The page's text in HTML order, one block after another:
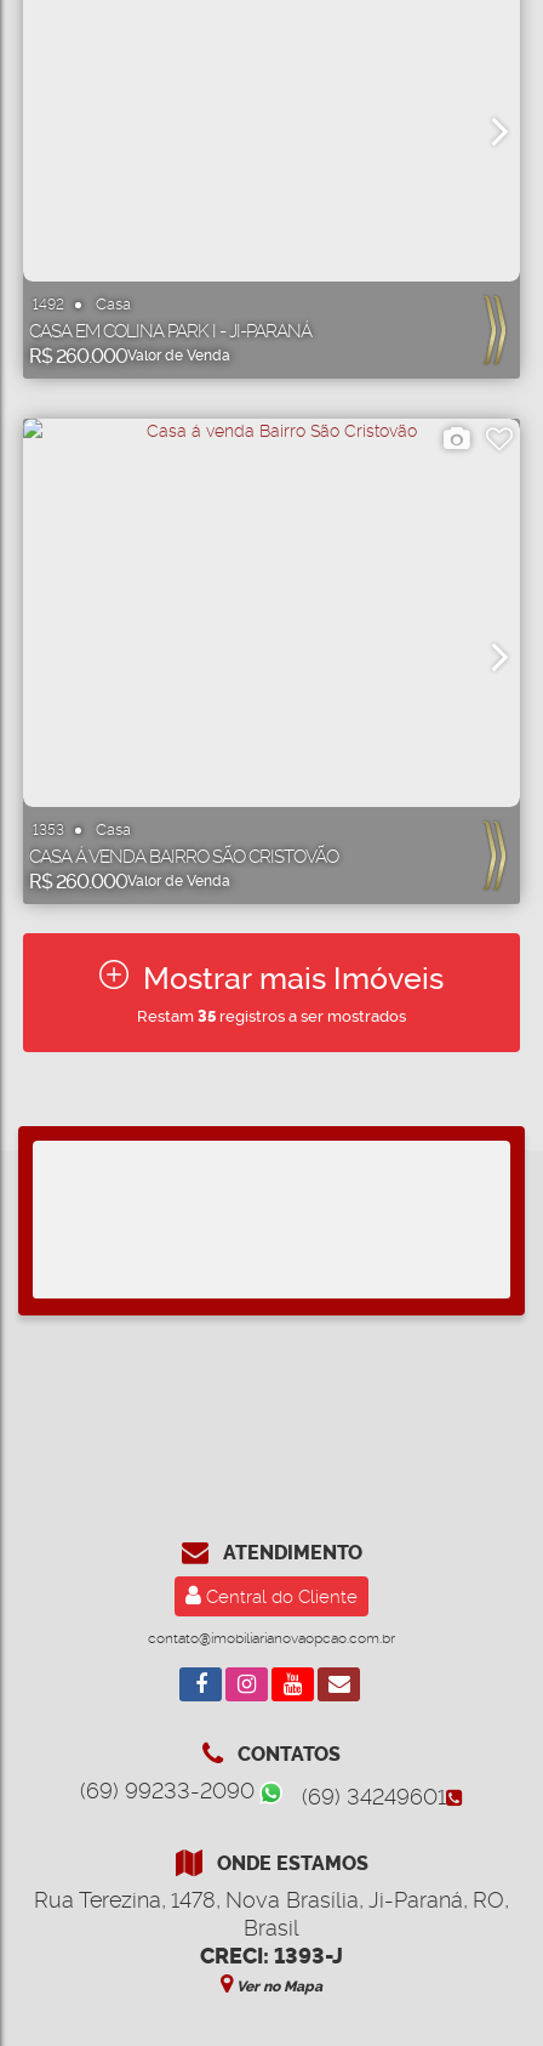
1492 Casa
R$260.000Valor de Venda
CASA EM COLINA PARK I - JI-PARANÁ
1353 Casa
R$260.000Valor de Venda
CASA Á VENDA BAIRRO SÃO CRISTOVÃO
Mostrar mais Imóveis
Restam 35registros a ser mostrados
ATENDIMENTO
Central do Cliente
contato@imobiliarianovaopcao.com.br
CONTATOS
(69) 99233-2090 (69) 34249601
ONDE ESTAMOS
Rua Terezina, 1478, Nova Brasília, Ji-Paraná, RO,
Brasil
CRECI: 1393-J
Ver no Mapa